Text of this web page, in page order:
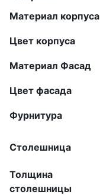
Материал корпуса
Цвет корпуса
Материал Фасад
Цвет фасада
Фурнитура
Столешница
Толщина
столешницы